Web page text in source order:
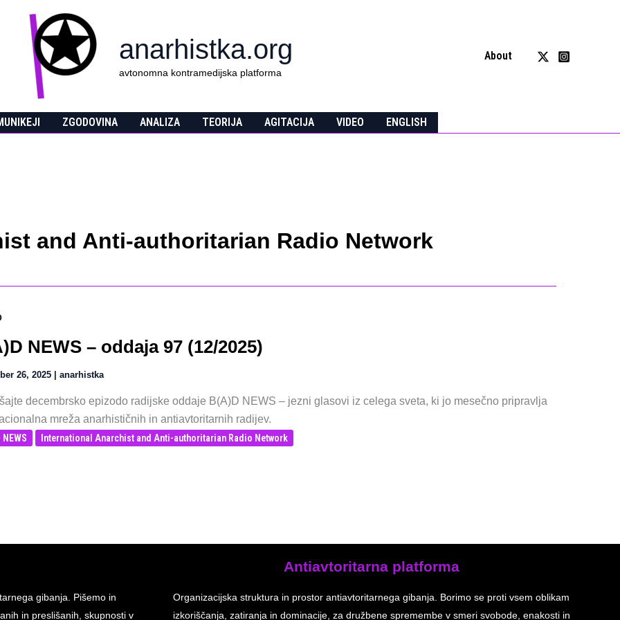
anarhistka.org
avtonomna kontramedijska platforma
About
ZGODOVINA ANALIZA TEORIJA AGITACIJA VIDEO ENGLISH
and Anti-authoritarian Radio Network
NEWS – oddaja 97 (12/2025)
26, 2025 anarhistka
decembrsko epizodo radijske oddaje B(A)D NEWS – jezni glasovi iz celega sveta, ki jo mesečno pripravlja
mreža anarhističnih in antiavtoritarnih radijev.
International Anarchist and Anti-authoritarian Radio Network
gibanja. Pišemo in
in preslišanih, skupnosti v
Antiavtoritarna platforma
Organizacijska struktura in prostor antiavtoritarnega gibanja. Borimo se proti vsem oblikam
izkoriščanja, zatiranja in dominacije, za družbene spremembe v smeri svobode, enakosti in